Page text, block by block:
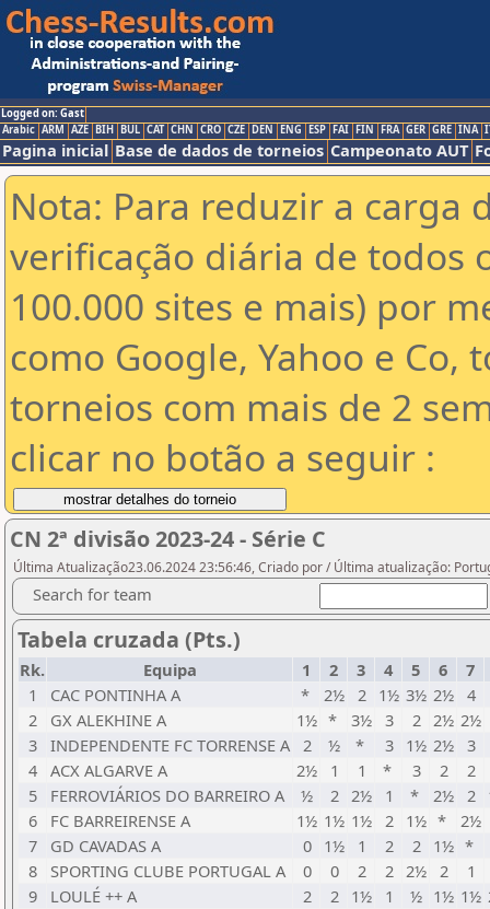
Logged on: Gast
Arabic ARM AZE BIH BUL CAT CHN CRO CZE DEN ENG ESP FAI FIN FRA GER GRE INA
Pagina inicial Base de dados de torneios Campeonato AUT
Nota: Para reduzir a carga
verificação diária de todos
100.000 sites e mais) por
como Google, Yahoo e Co,
torneios com mais de 2
clicar no botão a seguir :
CN 2ª divisão 2023-24 - Série C
Última Atualização23.06.2024 23:56:46, Criado por / Última atualização:
Search for team
Tabela cruzada (Pts.)
Rk. Equipa 1 2 3 4 5 6
7
1
CAC PONTINHA A * 2½ 2 1½ 3½ 2½ 4
2
GX ALEKHINE A 1½ * 3½ 3 2 2½ 2½
3 INDEPENDENTE FC TORRENSE A 2 ½ * 3 1½ 2½ 3
4 ACX ALGARVE A 2½ 1 1 * 3 2
2
5
FERROVIÁRIOS DO BARREIRO A ½ 2 2½ 1 * 2½ 2
6
FC BARREIRENSE A 1½ 1½ 1½ 2 1½ *
2½
7
GD CAVADAS A 0 1½ 1 2 2 1½ *
8
SPORTING CLUBE PORTUGAL A 0 0 2 2 2½ 2 1
9
LOULÉ ++ A 2 2 1½ 1 ½ 1½ 1½